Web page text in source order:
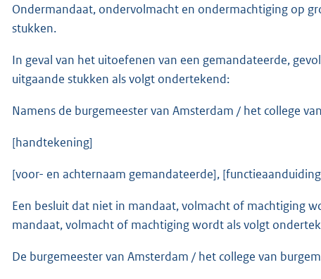
Ondermandaat, ondervolmacht en ondermachtiging op
stukken.
In geval van het uitoefenen van een gemandateerde,
uitgaande stukken als volgt ondertekend:
Namens de burgemeester van Amsterdam / het college
[handtekening]
[voor- en achternaam gemandateerde],
Een besluit dat niet in mandaat, volmacht of machtiging
mandaat, volmacht of machtiging wordt als volgt
De burgemeester van Amsterdam / het college van